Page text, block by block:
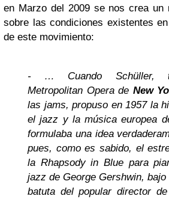
en Marzo del 2009 se nos crea un
sobre las condiciones existentes
de este movimiento:
- … Cuando Schüller,
Metropolitan Opera de New
las jams, propuso en 1957 la
el jazz y la música europea
formulaba una idea
pues, como es sabido, el
la Rhapsody in Blue para
jazz de George Gershwin,
batuta del popular director